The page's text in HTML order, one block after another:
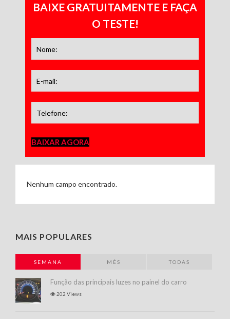
BAIXE GRATUITAMENTE E FAÇA
O TESTE!
BAIXAR AGORA
Nenhum campo encontrado.
MAIS POPULARES
SEMANA MÊS TODAS
Função das principais luzes no painel do carro
202 Views